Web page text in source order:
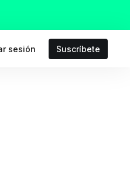
sesión Suscríbete